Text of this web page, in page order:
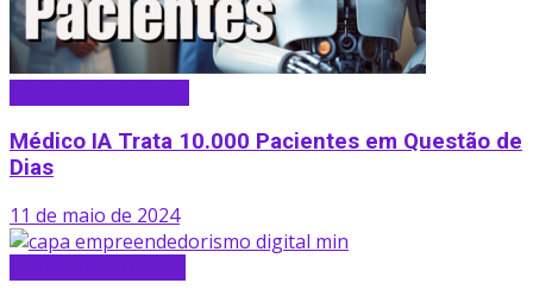
Médico IA Trata 10.000 Pacientes em Questão de
Dias
11 de maio de 2024